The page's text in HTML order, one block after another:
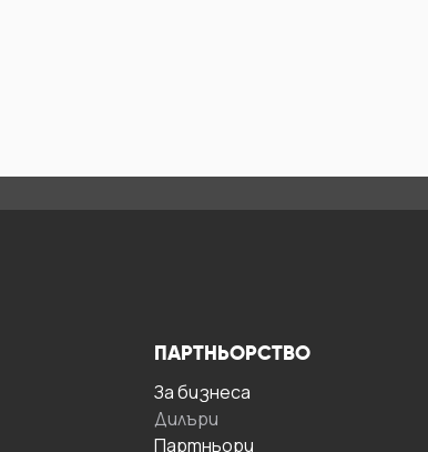
ПАРТНЬОРСТВО
За бизнесa
Дилъри
Партньори